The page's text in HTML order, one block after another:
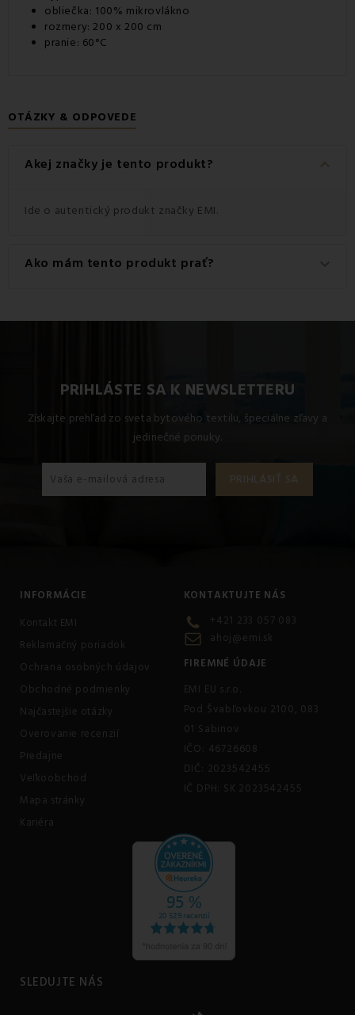
obliečka: 100% mikrovlákno
rozmery: 200 x 200 cm
pranie: 60°C
OTÁZKY & ODPOVEDE
Akej značky je tento produkt? keyboard_arrow_down
Ide o autentický produkt značky EMI.
Ako mám tento produkt prať?
PRIHLÁSTE SA K NEWSLETTERU
Získajte prehľad zo sveta bytového textilu, špeciálne zľavy a
jedinečné ponuky.
INFORMÁCIE
Kontakt EMI
Reklamačný poriadok
Ochrana osobných údajov
Obchodné podmienky
Najčastejšie otázky
Overovanie recenzií
Predajne
Veľkoobchod
Mapa stránky
Kariéra
KONTAKTUJTE NÁS
+421 233 057 083
ahoj@emi.sk
FIREMNÉ ÚDAJE
EMI EU s.r.o.
Pod Švabľovkou 2100, 083
01 Sabinov
IČO: 46726608
DIČ: 2023542455
IČ DPH: SK 2023542455
SLEDUJTE NÁS